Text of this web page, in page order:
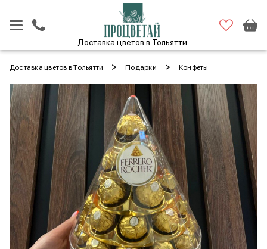
Доставка цветов в Тольятти
Доставка цветов в Тольятти > Подарки > Конфеты